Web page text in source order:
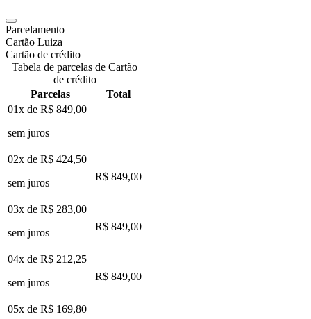
Parcelamento
Cartão Luiza
Cartão de crédito
Tabela de parcelas de Cartão
de crédito
Parcelas
Total
01x de R$ 849,00
sem juros
02x de R$ 424,50
sem juros
R$ 849,00
03x de R$ 283,00
sem juros
R$ 849,00
04x de R$ 212,25
sem juros
R$ 849,00
05x de R$ 169,80